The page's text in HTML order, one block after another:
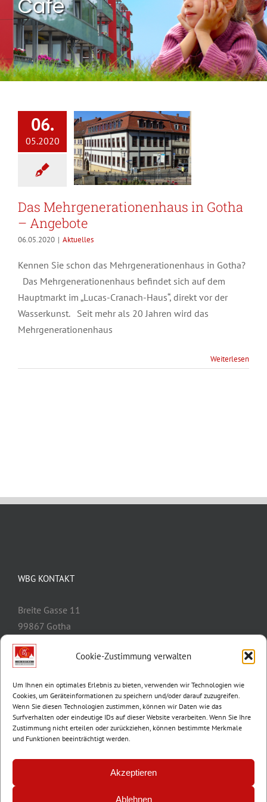
Cookie-Zustimmung verwalten
Um Ihnen ein optimales Erlebnis zu bieten, verwenden wir Technologien wie
Cookies, um Geräteinformationen zu speichern und/oder darauf zuzugreifen.
Wenn Sie diesen Technologien zustimmen, können wir Daten wie das
Surfverhalten oder eindeutige IDs auf dieser Website verarbeiten. Wenn Sie Ihre
Zustimmung nicht erteilen oder zurückziehen, können bestimmte Merkmale
und Funktionen beeinträchtigt werden.
Akzeptieren
Ablehnen
Cafe
06.
05.2020
Das Mehrgenerationenhaus in Gotha
– Angebote
06.05.2020 | Aktuelles
Kennen Sie schon das Mehrgenerationenhaus in Gotha?
Das Mehrgenerationenhaus befindet sich auf dem
Hauptmarkt im „Lucas-Cranach-Haus“, direkt vor der
Wasserkunst. Seit mehr als 20 Jahren wird das
Mehrgenerationenhaus
Weiterlesen
WBG KONTAKT
Breite Gasse 11
99867 Gotha
Telefon:
E-Mail:
info@wbg-gotha.de